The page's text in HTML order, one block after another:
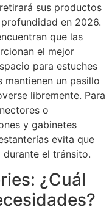
sus productos
en 2026.
que las
el mejor
para estuches
mantienen un pasillo
libremente. Para
o
y gabinetes
evita que
durante el tránsito.
¿Cuál